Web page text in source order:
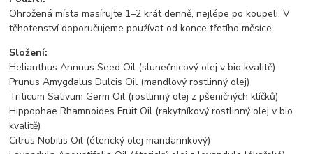
Ohrožená místa masírujte 1–2 krát denně, nejlépe po koupeli. V
těhotenství doporučujeme používat od konce třetího měsíce.
Složení:
Helianthus Annuus Seed Oil (slunečnicový olej v bio kvalitě)
Prunus Amygdalus Dulcis Oil (mandlový rostlinný olej)
Triticum Sativum Germ Oil (rostlinný olej z pšeničných klíčků)
Hippophae Rhamnoides Fruit Oil (rakytníkový rostlinný olej v bio
kvalitě)
Citrus Nobilis Oil (éterický olej mandarinkový)